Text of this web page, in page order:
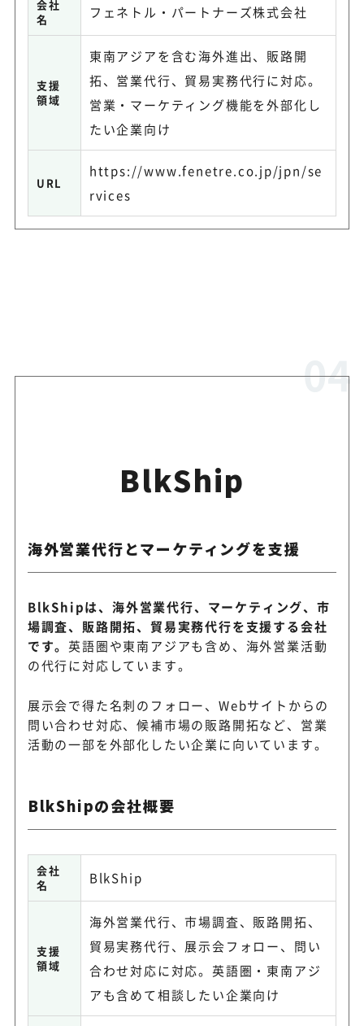
会社
名
フェネトル・パートナーズ株式会社
支援
領域
東南アジアを含む海外進出、販路開
拓、営業代行、貿易実務代行に対応。
営業・マーケティング機能を外部化し
たい企業向け
URL
https://www.fenetre.co.jp/jpn/se
rvices
BlkShip
海外営業代行とマーケティングを支援
BlkShipは、海外営業代行、マーケティング、市
場調査、販路開拓、貿易実務代行を支援する会社
です。 英語圏や東南アジアも含め、海外営業活動
の代行に対応しています。
展示会で得た名刺のフォロー、Webサイトからの
問い合わせ対応、候補市場の販路開拓など、営業
活動の一部を外部化したい企業に向いています。
BlkShipの会社概要
会社
名
BlkShip
支援
領域
海外営業代行、市場調査、販路開拓、
貿易実務代行、展示会フォロー、問い
合わせ対応に対応。英語圏・東南アジ
アも含めて相談したい企業向け